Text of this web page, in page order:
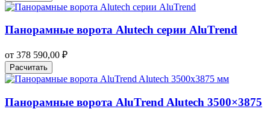
Панорамные ворота Alutech серии AluTrend
от 378 590,00 ₽
Расчитать
Панорамные ворота AluTrend Alutech 3500×3875